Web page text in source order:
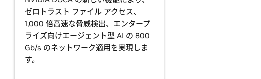
ゼロトラスト ファイル アクセス、
1,000 倍高速な脅威検出、エンタープ
ライズ向けエージェント型 AI の 800
Gb/s のネットワーク適用を実現しま
す。